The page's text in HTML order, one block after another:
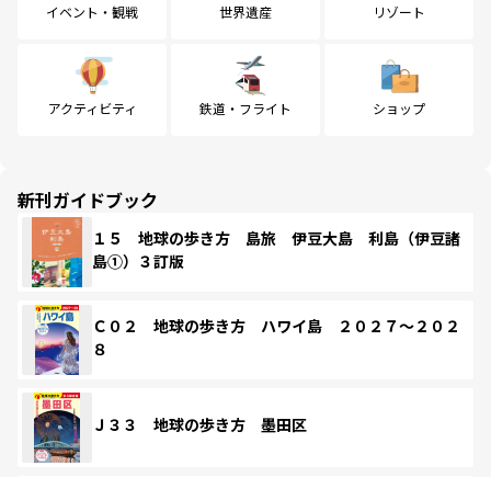
イベント・観戦 世界遺産 リゾート
アクティビティ 鉄道・フライト ショップ
新刊ガイドブック
１５ 地球の歩き方 島旅 伊豆大島 利島（伊豆諸
島①）３訂版
Ｃ０２ 地球の歩き方 ハワイ島 ２０２７～２０２
８
Ｊ３３ 地球の歩き方 墨田区